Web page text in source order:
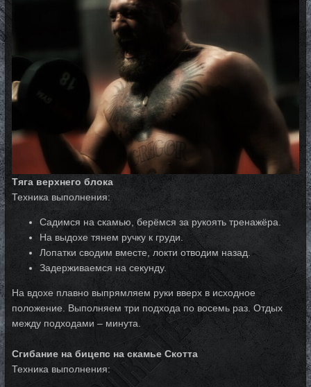
Тяга верхнего блока
Техника выполнения:
Садимся на скамью, берёмся за рукоять тренажёра.
На выдохе тянем ручку к груди.
Лопатки сводим вместе, локти отводим назад.
Задерживаемся на секунду.
На вдохе плавно выпрямляем руки вверх в исходное
положение. Выполняем три подхода по восемь раз. Отдых
между подходами – минута.
Сгибание на бицепс на скамье Скотта
Техника выполнения: